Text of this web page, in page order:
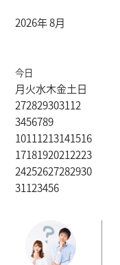
2026年 8月
今日
月火水木金土日
272829303112
3456789
10111213141516
17181920212223
24252627282930
31123456